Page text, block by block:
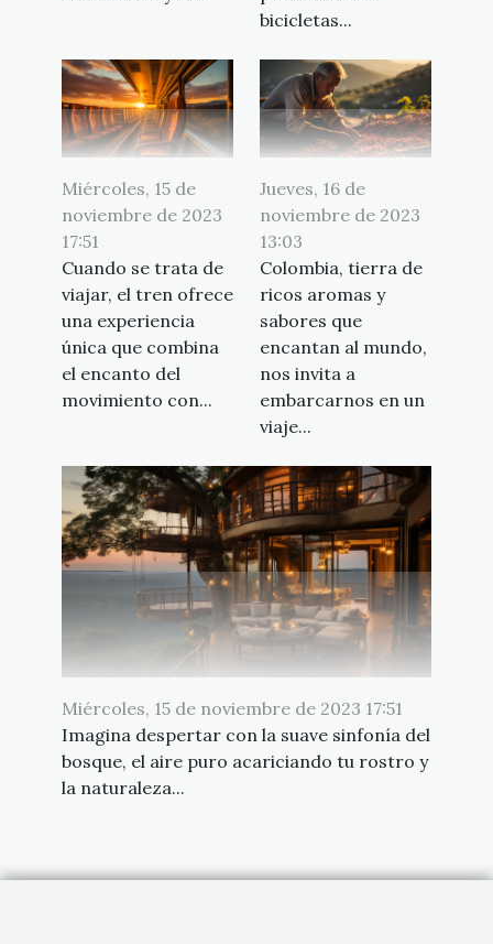
bicicletas...
Miércoles, 15 de
noviembre de 2023
17:51
Cuando se trata de
viajar, el tren ofrece
una experiencia
única que combina
el encanto del
movimiento con...
Jueves, 16 de
noviembre de 2023
13:03
Colombia, tierra de
ricos aromas y
sabores que
encantan al mundo,
nos invita a
embarcarnos en un
viaje...
Miércoles, 15 de noviembre de 2023 17:51
Imagina despertar con la suave sinfonía del
bosque, el aire puro acariciando tu rostro y
la naturaleza...